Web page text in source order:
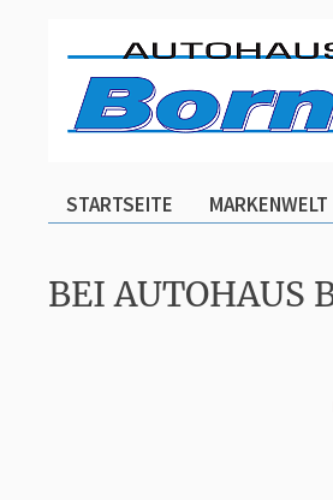
STARTSEITE MARKENWELT
BEI AUTOHAUS